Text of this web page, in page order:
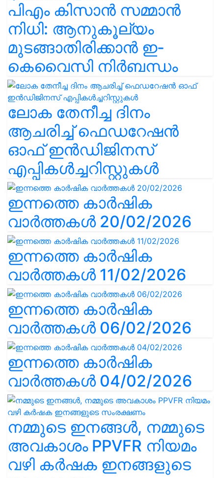
പിഎം കിസാൻ സമ്മാൻ
നിധി: ആനുകൂല്യം
മുടങ്ങാതിരിക്കാൻ ഇ-
കെവൈസി നിർബന്ധം
ലോക തേനീച്ച ദിനം
ആചരിച്ച് ഫെഡറേഷൻ
ഓഫ് ഇൻഡിജിനസ്
എപ്പികൾച്ചറിസ്റ്റുകൾ
ഇന്നത്തെ കാർഷിക
വാർത്തകൾ 20/02/2026
ഇന്നത്തെ കാർഷിക
വാർത്തകൾ 11/02/2026
ഇന്നത്തെ കാർഷിക
വാർത്തകൾ 06/02/2026
ഇന്നത്തെ കാർഷിക
വാർത്തകൾ 04/02/2026
നമ്മുടെ ഇനങ്ങൾ, നമ്മുടെ
അവകാശം PPVFR നിയമം
വഴി കർഷക ഇനങ്ങളുടെ